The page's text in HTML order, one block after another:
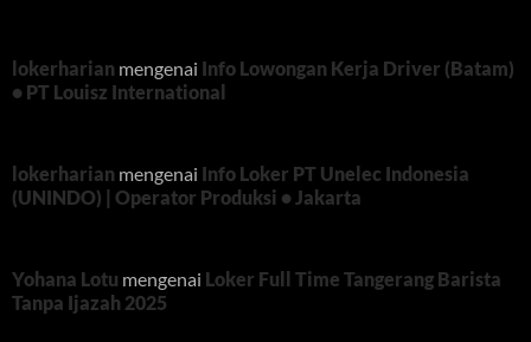
lokerharian mengenai Info Lowongan Kerja Driver (Batam)
• PT Louisz International
lokerharian mengenai Info Loker PT Unelec Indonesia
(UNINDO) | Operator Produksi • Jakarta
Yohana Lotu mengenai Loker Full Time Tangerang Barista
Tanpa Ijazah 2025